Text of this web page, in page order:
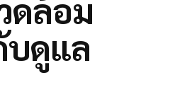
ดล้อม
บดูแล